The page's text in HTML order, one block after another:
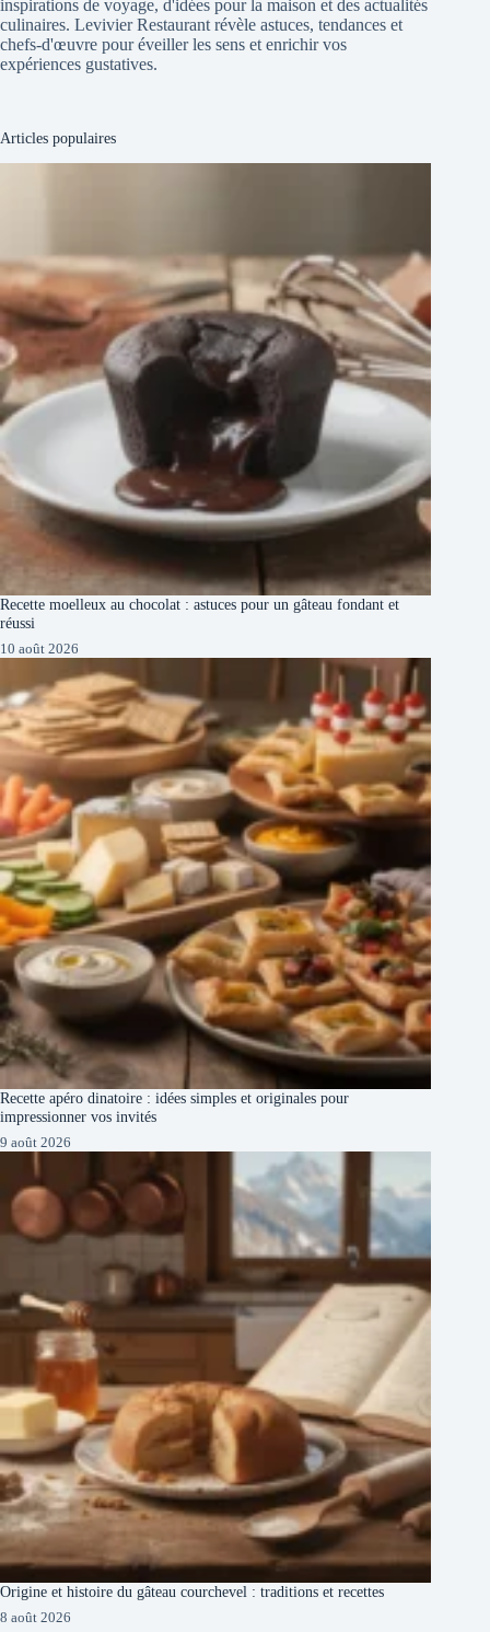
inspirations de voyage, d'idées pour la maison et des actualités
culinaires. Levivier Restaurant révèle astuces, tendances et
chefs-d'œuvre pour éveiller les sens et enrichir vos
expériences gustatives.
Articles populaires
Recette moelleux au chocolat : astuces pour un gâteau fondant et
réussi
10 août 2026
Recette apéro dinatoire : idées simples et originales pour
impressionner vos invités
9 août 2026
Origine et histoire du gâteau courchevel : traditions et recettes
8 août 2026